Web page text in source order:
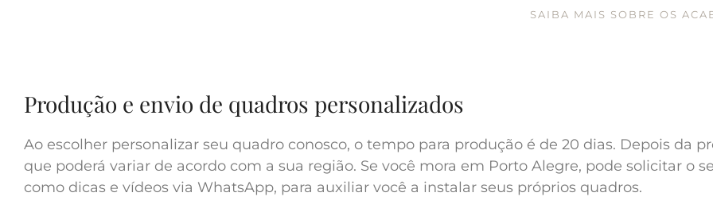
SAIBA MAIS SOBRE OS
Produção e envio de quadros personalizados
Ao escolher personalizar seu quadro conosco, o tempo para produção é de 20 dias. Depois da
que poderá variar de acordo com a sua região. Se você mora em Porto Alegre, pode solicitar o
como dicas e vídeos via WhatsApp, para auxiliar você a instalar seus próprios quadros.